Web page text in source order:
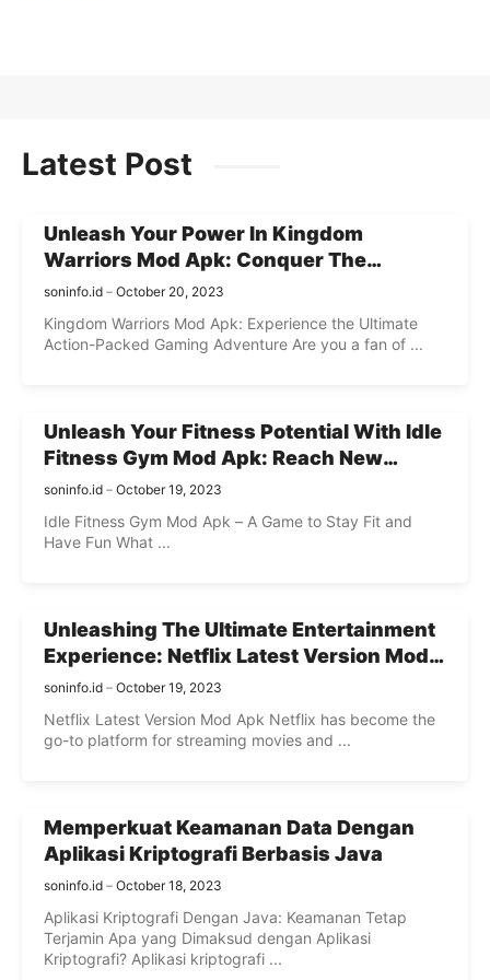
Latest Post
Unleash Your Power In Kingdom
Warriors Mod Apk: Conquer The
Kingdom And Become The Ultimate
Warrior!
soninfo.id October 20, 2023
Kingdom Warriors Mod Apk: Experience the Ultimate
Action-Packed Gaming Adventure Are you a fan of ...
Unleash Your Fitness Potential With Idle
Fitness Gym Mod Apk: Reach New
Heights Of Physical Perfection!
soninfo.id October 19, 2023
Idle Fitness Gym Mod Apk – A Game to Stay Fit and
Have Fun What ...
Unleashing The Ultimate Entertainment
Experience: Netflix Latest Version Mod
Apk Revolutionizes Streaming
soninfo.id October 19, 2023
Netflix Latest Version Mod Apk Netflix has become the
go-to platform for streaming movies and ...
Memperkuat Keamanan Data Dengan
Aplikasi Kriptografi Berbasis Java
soninfo.id October 18, 2023
Aplikasi Kriptografi Dengan Java: Keamanan Tetap
Terjamin Apa yang Dimaksud dengan Aplikasi
Kriptografi? Aplikasi kriptografi ...